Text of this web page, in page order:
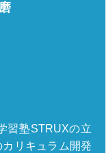
習塾STRUXの立
リキュラム開発